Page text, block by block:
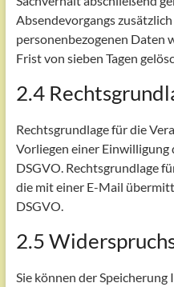
Absendevorgangs
personenbezogenen Daten
Frist von sieben Tagen
2.4
Rechtsgrundlage für die
Vorliegen einer Einwilligung
DSGVO. Rechtsgrundlage
die mit einer E-Mail
DSGVO.
2.5
Sie können der